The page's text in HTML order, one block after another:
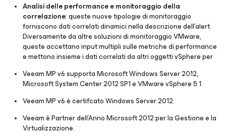
Analisi delle performance e monitoraggio della
correlazione: queste nuove tipologie di monitoraggio
forniscono dati correlati dinamici nella descrizione dell’alert.
Diversamente da altre soluzioni di monitoraggio VMware,
queste accettano input multipli sulle metriche di performance
e mettono insieme i dati correlati da altri oggetti vSphere per
Veeam MP v6 supporta Microsoft Windows Server 2012,
Microsoft System Center 2012 SP1 e VMware vSphere 5.1.
Veeam MP v6 è certifcato Windows Server 2012.
Veeam è Partner dell’Anno Microsoft 2012 per la Gestione e la
Virtualizzazione.